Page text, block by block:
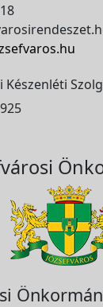
Készenléti